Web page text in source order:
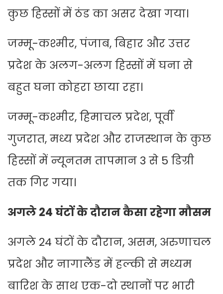
कुछ हिस्सों में ठंड का असर देखा गया।
जम्मू-कश्मीर, पंजाब, बिहार और उत्तर
प्रदेश के अलग-अलग हिस्सों में घना से
बहुत घना कोहरा छाया रहा।
जम्मू-कश्मीर, हिमाचल प्रदेश, पूर्वी
गुजरात, मध्य प्रदेश और राजस्थान के कुछ
हिस्सों में न्यूनतम तापमान 3 से 5 डिग्री
तक गिर गया।
अगले 24 घंटों के दौरान कैसा रहेगा मौसम
अगले 24 घंटों के दौरान, असम, अरुणाचल
प्रदेश और नागालैंड में हल्की से मध्यम
बारिश के साथ एक-दो स्थानों पर भारी